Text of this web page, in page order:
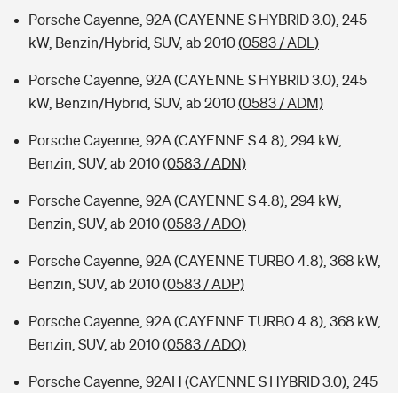
Porsche Cayenne, 92A (CAYENNE S HYBRID 3.0), 245
kW, Benzin/Hybrid, SUV, ab 2010(0583 / ADL)
Porsche Cayenne, 92A (CAYENNE S HYBRID 3.0), 245
kW, Benzin/Hybrid, SUV, ab 2010(0583 / ADM)
Porsche Cayenne, 92A (CAYENNE S 4.8), 294 kW,
Benzin, SUV, ab 2010(0583 / ADN)
Porsche Cayenne, 92A (CAYENNE S 4.8), 294 kW,
Benzin, SUV, ab 2010(0583 / ADO)
Porsche Cayenne, 92A (CAYENNE TURBO 4.8), 368 kW,
Benzin, SUV, ab 2010(0583 / ADP)
Porsche Cayenne, 92A (CAYENNE TURBO 4.8), 368 kW,
Benzin, SUV, ab 2010(0583 / ADQ)
Porsche Cayenne, 92AH (CAYENNE S HYBRID 3.0), 245